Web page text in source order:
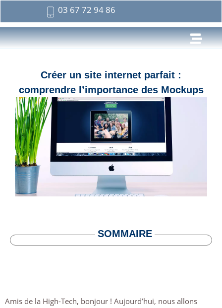
03 67 72 94 86
Créer un site internet parfait :
comprendre l’importance des Mockups
SOMMAIRE
Amis de la High-Tech, bonjour ! Aujourd’hui, nous allons